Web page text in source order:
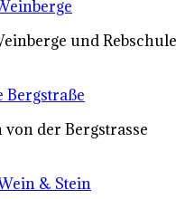
und
Bergstraße
der Bergstrasse
& Stein